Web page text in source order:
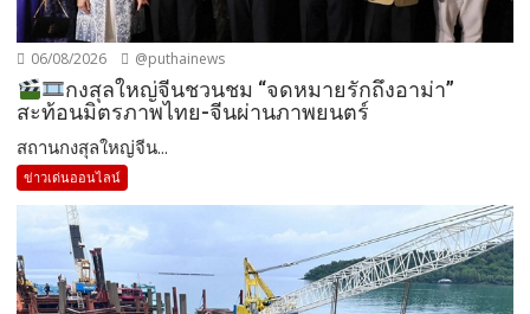
06/08/2026 @puthainews
กงสุลใหญ่จีนชวนชม “จดหมายรักถึงอาม่า”
สะท้อนมิตรภาพไทย-จีนผ่านภาพยนตร์
สถานกงสุลใหญ่จีน...
ข่าวเด่นออนไลน์